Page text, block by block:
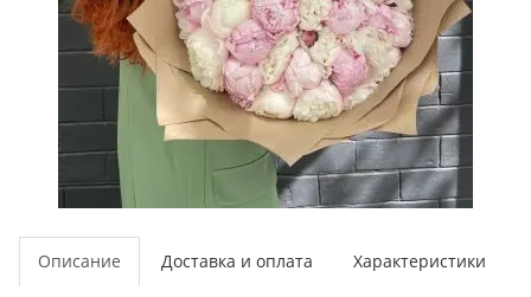
Описание Доставка и оплата Характеристики